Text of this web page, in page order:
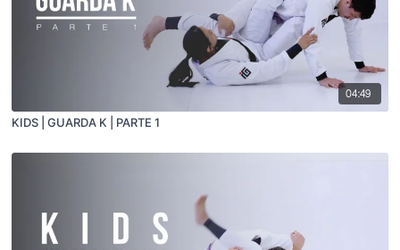
04:49
KIDS | GUARDA K | PARTE 1